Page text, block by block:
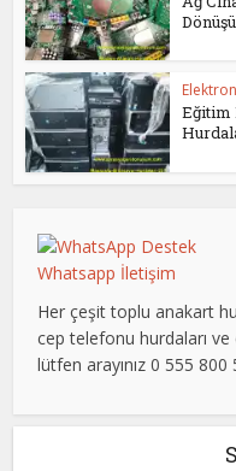
Eğitim
Whatsapp İletişim
Her çeşit toplu anakart
cep telefonu hurdaları ve
lütfen arayınız 0 555 800